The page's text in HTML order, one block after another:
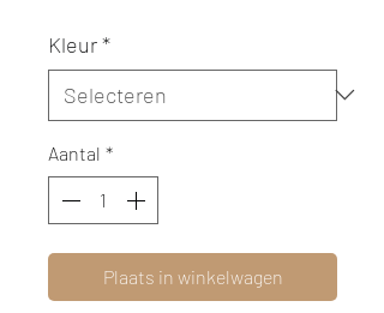
Kleur*
Aantal *
Plaats in winkelwagen